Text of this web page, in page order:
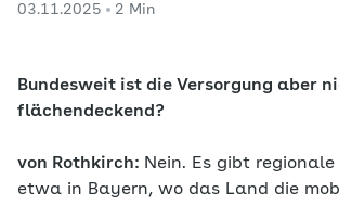
Politik und Verbände für eine
03.11.2025 2 Min
Bundesweit ist die Versorgung aber
flächendeckend?
von Rothkirch: Nein. Es gibt
etwa in Bayern, wo das Land die